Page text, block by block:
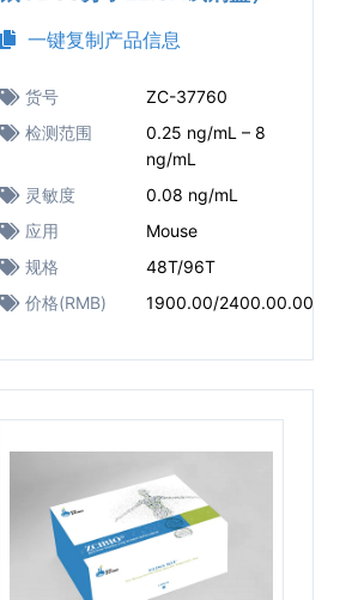
一键复制产品信息
货号
ZC-37760
检测范围
0.25 ng/mL – 8
ng/mL
灵敏度
0.08 ng/mL
应用
Mouse
规格
48T/96T
价格(RMB)
1900.00/2400.00.00